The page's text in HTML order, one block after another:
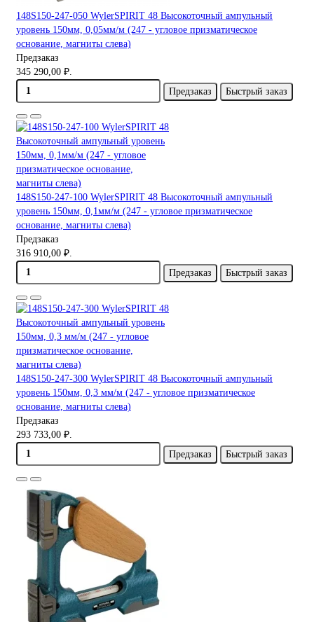
148S150-247-050 WylerSPIRIT 48 Высокоточный ампульный
уровень 150мм, 0,05мм/м (247 - угловое призматическое
основание, магниты слева)
Предзаказ
345 290,00 ₽.
Предзаказ
Быстрый заказ
148S150-247-100 WylerSPIRIT 48 Высокоточный ампульный
уровень 150мм, 0,1мм/м (247 - угловое призматическое
основание, магниты слева)
Предзаказ
316 910,00 ₽.
Предзаказ
Быстрый заказ
148S150-247-300 WylerSPIRIT 48 Высокоточный ампульный
уровень 150мм, 0,3 мм/м (247 - угловое призматическое
основание, магниты слева)
Предзаказ
293 733,00 ₽.
Предзаказ
Быстрый заказ